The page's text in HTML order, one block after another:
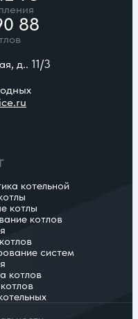
88
д.. 11/3
котельной
котлы
котлов
систем
котлов